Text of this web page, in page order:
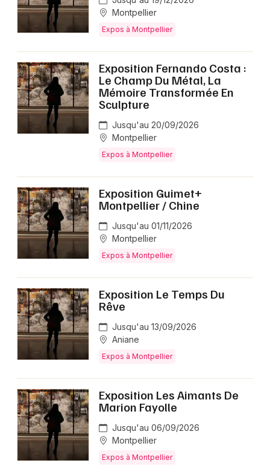
Montpellier
Expos à Montpellier
Exposition Fernando Costa :
Le Champ Du Métal, La
Mémoire Transformée En
Sculpture
Jusqu'au 20/09/2026
Montpellier
Expos à Montpellier
Exposition Guimet+
Montpellier / Chine
Jusqu'au 01/11/2026
Montpellier
Expos à Montpellier
Exposition Le Temps Du
Rêve
Jusqu'au 13/09/2026
Aniane
Expos à Montpellier
Exposition Les Aimants De
Marion Fayolle
Jusqu'au 06/09/2026
Montpellier
Expos à Montpellier